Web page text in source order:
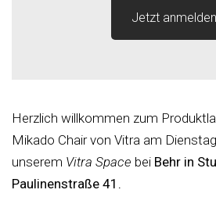
Jetzt
Herzlich willkommen zum
Mikado Chair von Vitra am
unserem Vitra Space bei Behr in
Paulinenstraße 41.